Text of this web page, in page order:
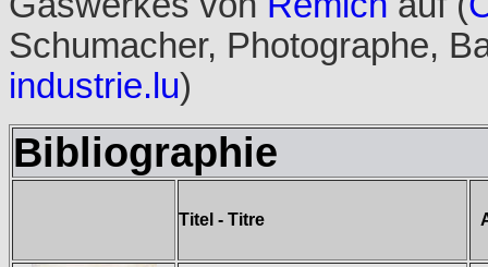
Schumacher, Photographe,
industrie.lu)
Bibliographie
Titel - Titre